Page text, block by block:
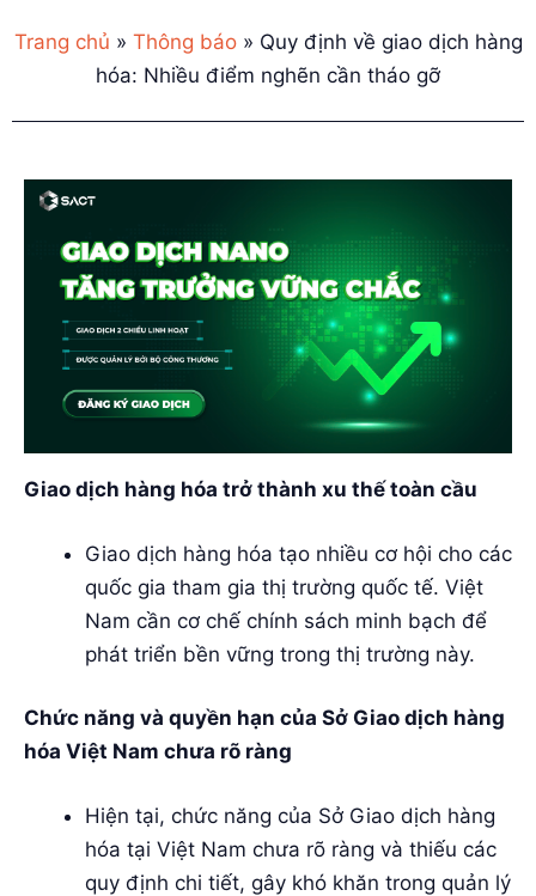
Trang chủ » Thông báo» Quy định về giao dịch hàng
hóa: Nhiều điểm nghẽn cần tháo gỡ
Giao dịch hàng hóa trở thành xu thế toàn cầu
Giao dịch hàng hóa tạo nhiều cơ hội cho các
quốc gia tham gia thị trường quốc tế. Việt
Nam cần cơ chế chính sách minh bạch để
phát triển bền vững trong thị trường này.
Chức năng và quyền hạn của Sở Giao dịch hàng
hóa Việt Nam chưa rõ ràng
Hiện tại, chức năng của Sở Giao dịch hàng
hóa tại Việt Nam chưa rõ ràng và thiếu các
quy định chi tiết, gây khó khăn trong quản lý